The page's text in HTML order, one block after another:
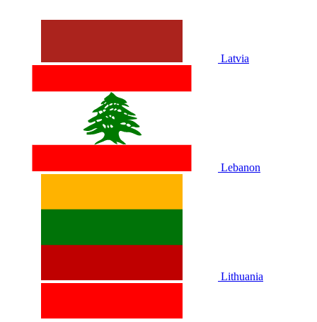
Latvia
Lebanon
Lithuania